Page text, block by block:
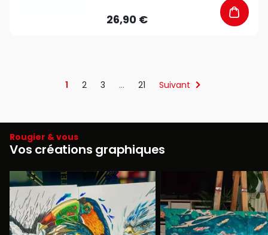
26,90 €
1 2 3 … 21 Suivant
Rougier & vous
Vos créations graphiques